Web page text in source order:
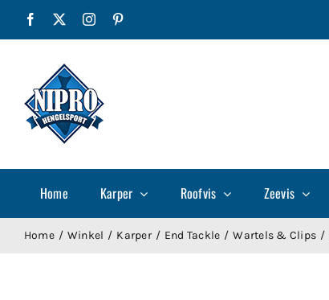
Facebook Instagram
Home Karper Roofvis Zeevis
Home Winkel Karper End Tackle Wartels & Clips